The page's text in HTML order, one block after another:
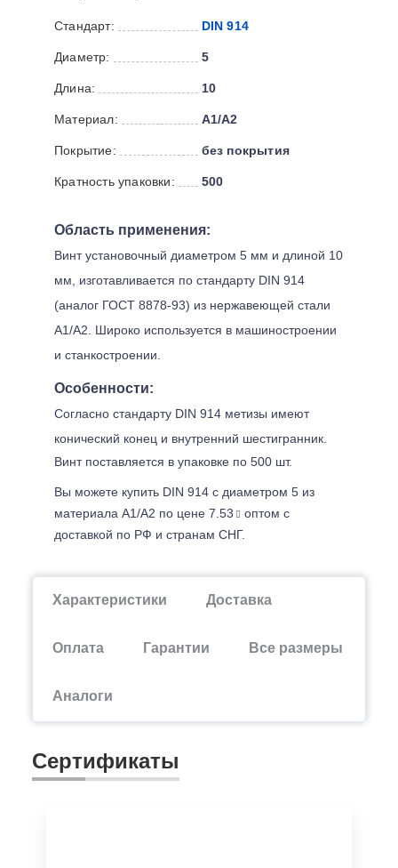
Стандарт: DIN 914
Диаметр: 5
Длина: 10
Материал: A1/A2
Покрытие: без покрытия
Кратность упаковки: 500
Область применения:
Винт установочный диаметром 5 мм и длиной 10
мм, изготавливается по стандарту DIN 914
(аналог ГОСТ 8878-93) из нержавеющей стали
A1/A2. Широко используется в машиностроении
и станкостроении.
Особенности:
Согласно стандарту DIN 914 метизы имеют
конический конец и внутренний шестигранник.
Винт поставляется в упаковке по 500 шт.
Вы можете купить DIN 914 с диаметром 5 из
материала A1/A2 по цене 7.53
оптом с
доставкой по РФ и странам СНГ.
Характеристики Доставка
Оплата Гарантии Все размеры
Аналоги
Сертификаты